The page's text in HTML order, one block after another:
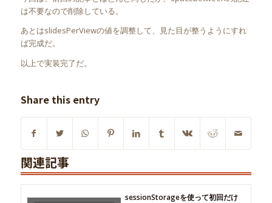
は不要なので削除している。
あとはslidesPerViewの値を調整して、見た目が整うようにすれ
ば完成だ。
以上で実装完了だ。
Share this entry
関連記事
sessionStorageを使って初回だけ